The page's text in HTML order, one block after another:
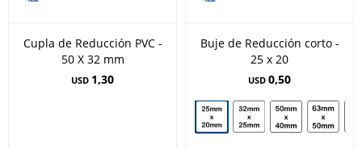
Cupla de Reducción PVC -
50 X 32 mm
USD 1,30
Buje de Reducción corto -
25 x 20
USD 0,50